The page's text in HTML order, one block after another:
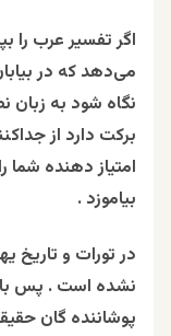
اگر تفسیر عرب را
می‌دهد که در
نگاه شود به زبان
برکت دارد از
امتیاز دهنده شما
بیاموزد .
در تورات و تاریخ
نشده است . پس
پوشاننده‌ گان